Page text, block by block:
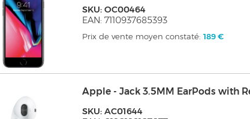
SKU: OC00464
EAN: 7110937685393
Prix de vente moyen constaté:189 €
Apple - Jack 3.5MM EarPods with
SKU: AC01644